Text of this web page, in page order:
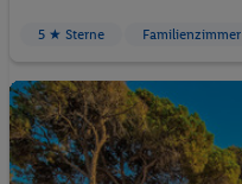
5 ★ Sterne Familienzimmer